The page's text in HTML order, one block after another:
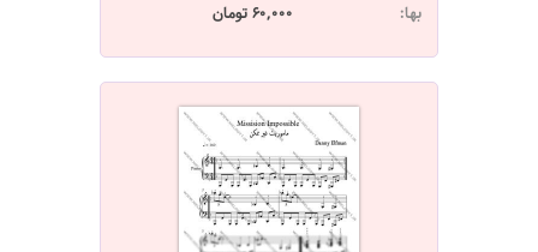
بها:
60,000 تومان